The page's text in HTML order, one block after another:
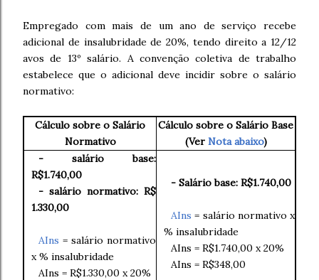
Empregado com mais de um ano de serviço recebe
adicional de insalubridade de 20%, tendo direito a 12/12
avos de 13º salário. A convenção coletiva de trabalho
estabelece que o adicional deve incidir sobre o salário
normativo:
Cálculo sobre o Salário
Normativo
Cálculo sobre o Salário Base
(Ver Nota abaixo)
- salário base:
R$1.740,00
- salário normativo: R$
1.330,00
AIns = salário normativo
x % insalubridade
AIns = R$1.330,00 x 20%
- Salário base: R$1.740,00
AIns= salário normativo x
% insalubridade
AIns = R$1.740,00 x 20%
AIns = R$348,00